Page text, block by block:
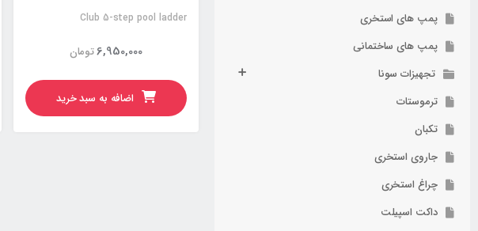
پمپ های استخری
پمپ های ساختمانی
تجهیزات سونا
ترموستات
تکبان
جاروی استخری
چراغ استخری
داکت اسپیلت
Club 5-step pool ladder
تومان6,950,000
اضافه به سبد خرید